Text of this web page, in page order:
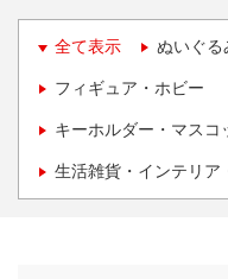
全て表示 ぬいぐる
フィギュア・ホビー
キーホルダー・マスコ
生活雑貨・インテリア